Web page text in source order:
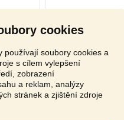
cookies
používají soubory cookies a
s cílem vylepšení
zobrazení
a reklam, analýzy
stránek a zjištění zdroje
Podmínky,Ochrana údajů